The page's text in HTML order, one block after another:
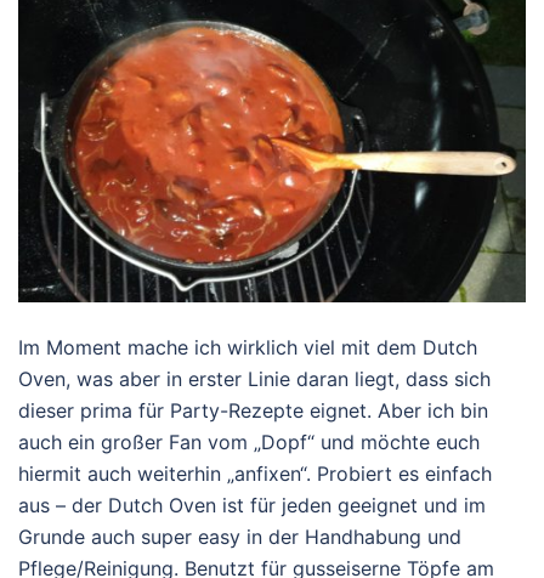
Im Moment mache ich wirklich viel mit dem Dutch
Oven, was aber in erster Linie daran liegt, dass sich
dieser prima für Party-Rezepte eignet. Aber ich bin
auch ein großer Fan vom „Dopf“ und möchte euch
hiermit auch weiterhin „anfixen“. Probiert es einfach
aus – der Dutch Oven ist für jeden geeignet und im
Grunde auch super easy in der Handhabung und
Pflege/Reinigung. Benutzt für gusseiserne Töpfe am